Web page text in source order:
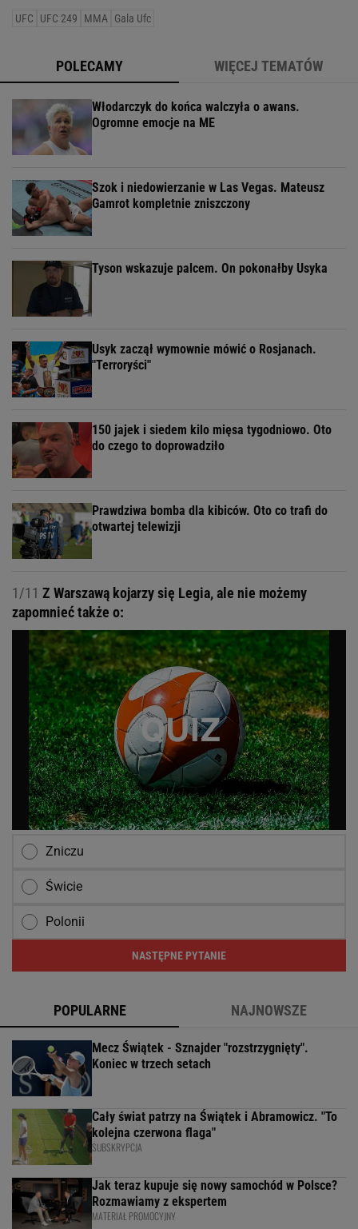
UFC UFC 249 MMA Gala Ufc
POLECAMY WIĘCEJ TEMATÓW
Włodarczyk do końca walczyła o awans.
Ogromne emocje na ME
Szok i niedowierzanie w Las Vegas. Mateusz
Gamrot kompletnie zniszczony
Tyson wskazuje palcem. On pokonałby Usyka
Usyk zaczął wymownie mówić o Rosjanach.
"Terroryści"
150 jajek i siedem kilo mięsa tygodniowo. Oto
do czego to doprowadziło
Prawdziwa bomba dla kibiców. Oto co trafi do
otwartej telewizji
1/11 Z Warszawą kojarzy się Legia, ale nie możemy
zapomnieć także o:
Zniczu
Świcie
Polonii
NASTĘPNE PYTANIE
POPULARNE NAJNOWSZE
Mecz Świątek - Sznajder "rozstrzygnięty".
Koniec w trzech setach
Cały świat patrzy na Świątek i Abramowicz. "To
kolejna czerwona flaga"
SUBSKRYPCJA
Jak teraz kupuje się nowy samochód w Polsce?
Rozmawiamy z ekspertem
MATERIAŁ PROMOCYJNY